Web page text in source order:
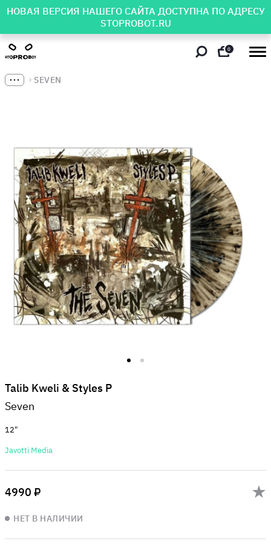
НОВАЯ ВЕРСИЯ НАШЕГО САЙТА ДОСТУПНА ПО АДРЕСУ
STOPROBOT.RU
0
SEVEN
Talib Kweli & Styles P
Seven
12"
Javotti Media
4990 ₽
НЕТ В НАЛИЧИИ